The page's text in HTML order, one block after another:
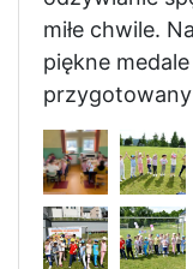
miłe chwile.
piękne